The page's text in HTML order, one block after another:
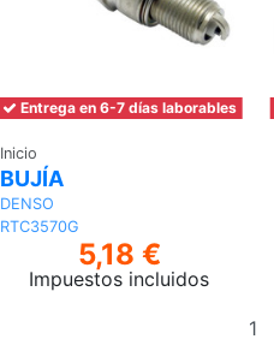
Entrega en 6-7 días laborables
Inicio
BUJÍA
DENSO
RTC3570G
5,18 €
Impuestos incluidos